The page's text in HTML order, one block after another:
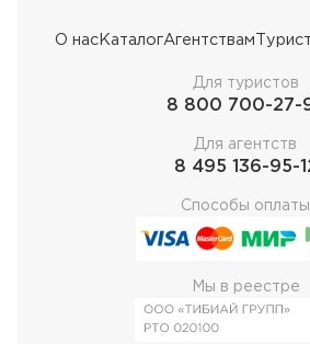
О насКаталогАгентствам
Для туристов
8 800 700-27-
Для агентств
8 495 136-95-
Способы оплаты
Мы в реестре